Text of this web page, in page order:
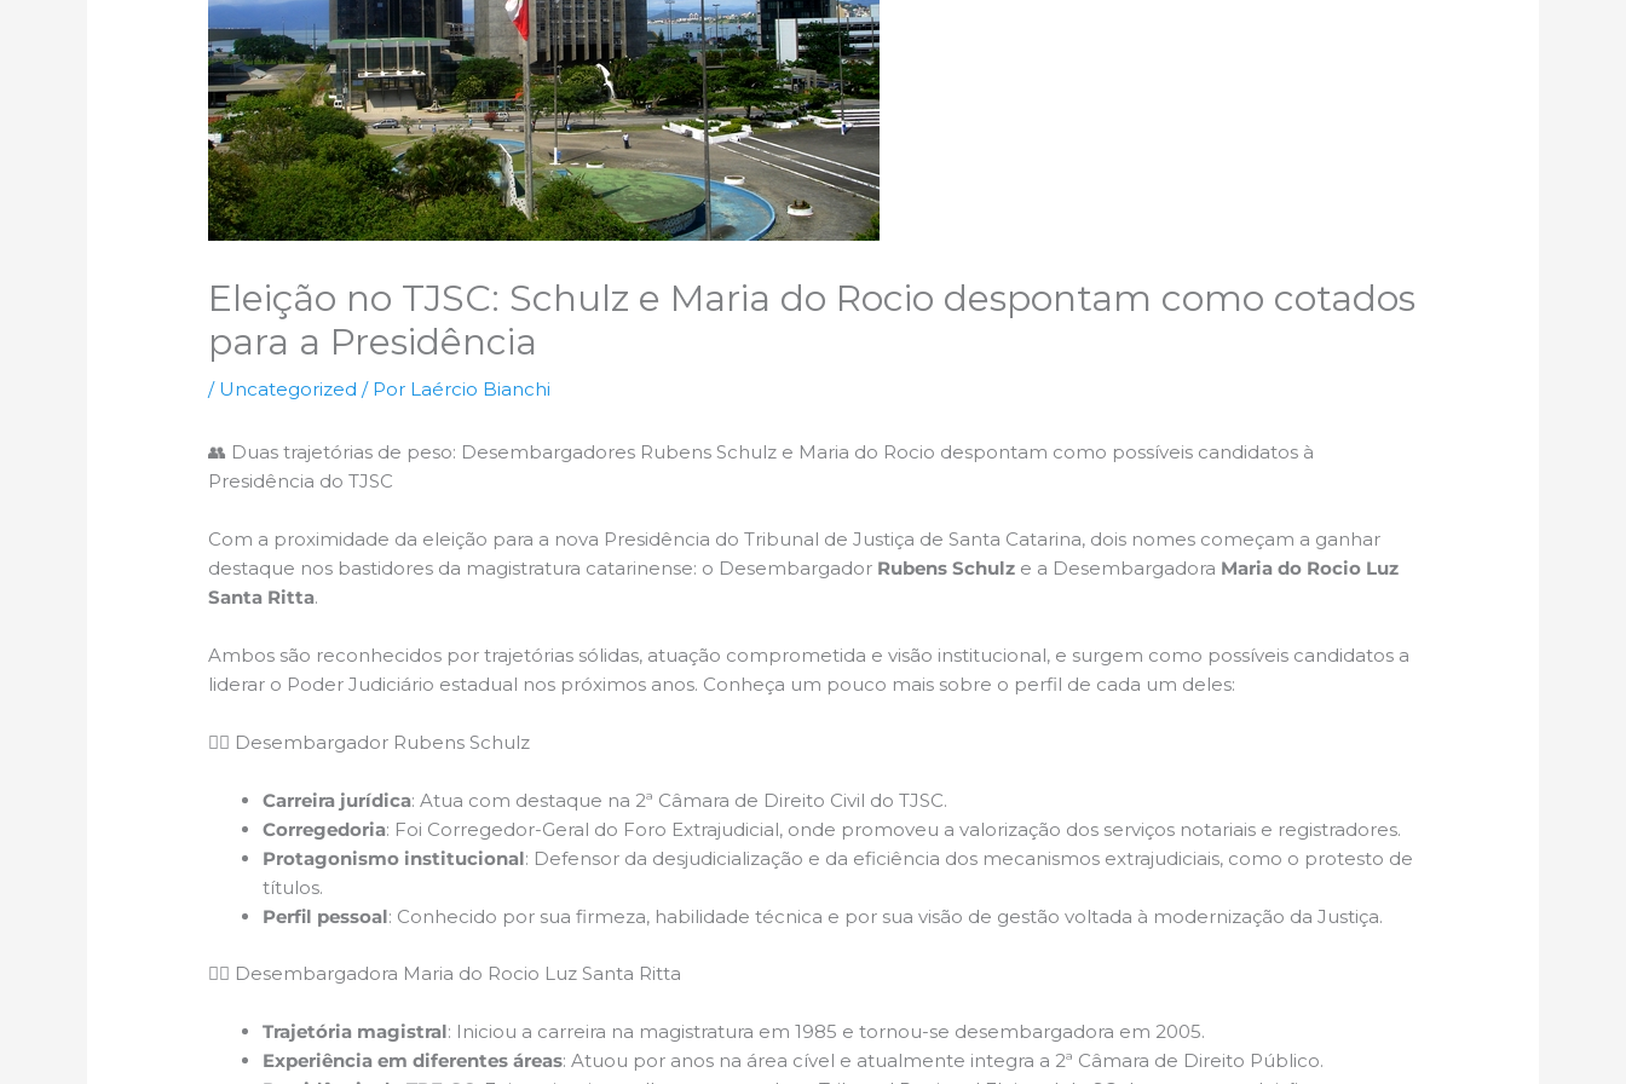
Eleição no TJSC: Schulz e Maria do Rocio despontam como cotados
para a Presidência
/ Uncategorized / Por Laércio Bianchi
👥 Duas trajetórias de peso: Desembargadores Rubens Schulz e Maria do Rocio despontam como possíveis candidatos à
Presidência do TJSC
Com a proximidade da eleição para a nova Presidência do Tribunal de Justiça de Santa Catarina, dois nomes começam a ganhar
destaque nos bastidores da magistratura catarinense: o Desembargador Rubens Schulz e a Desembargadora Maria do Rocio Luz
Santa Ritta.
Ambos são reconhecidos por trajetórias sólidas, atuação comprometida e visão institucional, e surgem como possíveis candidatos a
liderar o Poder Judiciário estadual nos próximos anos. Conheça um pouco mais sobre o perfil de cada um deles:
🧑‍⚖️ Desembargador Rubens Schulz
Carreira jurídica: Atua com destaque na 2ª Câmara de Direito Civil do TJSC.
Corregedoria: Foi Corregedor-Geral do Foro Extrajudicial, onde promoveu a valorização dos serviços notariais e registradores.
Protagonismo institucional: Defensor da desjudicialização e da eficiência dos mecanismos extrajudiciais, como o protesto de
títulos.
Perfil pessoal: Conhecido por sua firmeza, habilidade técnica e por sua visão de gestão voltada à modernização da Justiça.
👩‍⚖️ Desembargadora Maria do Rocio Luz Santa Ritta
Trajetória magistral: Iniciou a carreira na magistratura em 1985 e tornou-se desembargadora em 2005.
Experiência em diferentes áreas: Atuou por anos na área cível e atualmente integra a 2ª Câmara de Direito Público.